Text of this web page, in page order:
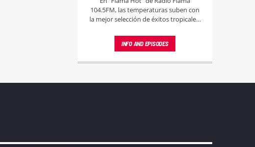
104.5FM, las temperaturas suben con
la mejor selección de éxitos tropicales.
INFO AND EPISODES